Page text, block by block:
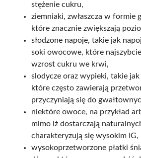
stężenie cukru,
ziemniaki, zwłaszcza w formie
które znacznie zwiększają
słodzone napoje, takie jak
soki owocowe, które
wzrost cukru we krwi,
slodycze oraz wypieki, takie
które często zawierają
przyczyniają się do
niektóre owoce, na przykład
mimo iż dostarczają
charakteryzują się wysokim IG,
wysokoprzetworzone płatki